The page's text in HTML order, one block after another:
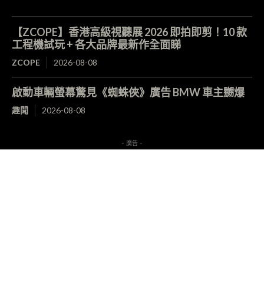
【ZCOPE】香港高級視聽展 2026 即拍即剪！10 款
工程機試玩 + 各大品牌最新作全面睇
ZCOPE 2026-08-08
啟動車輛螢幕驚見《蜘蛛俠》廣告 BMW 車主嬲爆
趣聞 2026-08-08
- 廣告 -